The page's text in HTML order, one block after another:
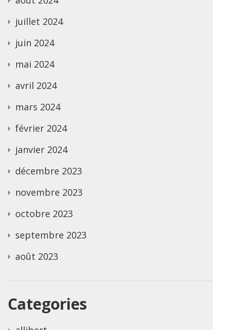
juillet 2024
juin 2024
mai 2024
avril 2024
mars 2024
février 2024
janvier 2024
décembre 2023
novembre 2023
octobre 2023
septembre 2023
août 2023
Categories